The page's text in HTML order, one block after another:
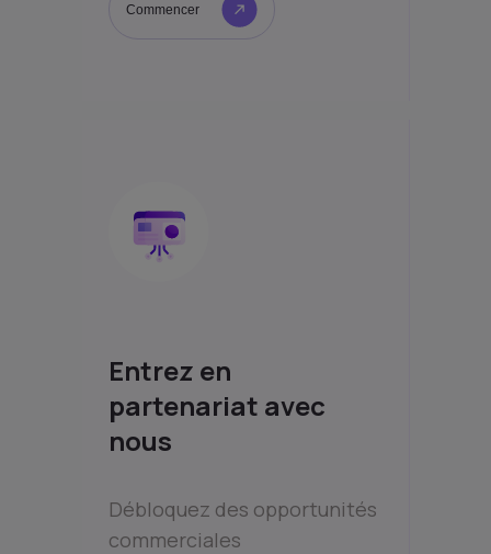
Commencer
Entrez en
partenariat avec
nous
Débloquez des opportunités
commerciales